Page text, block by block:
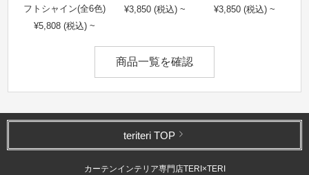
フトシャイン(全6色)
¥5,808 (税込) ~
¥3,850 (税込) ~
¥3,850 (税込) ~
商品一覧を確認
teriteri TOP
カーテンインテリア専門店TERI×TERI